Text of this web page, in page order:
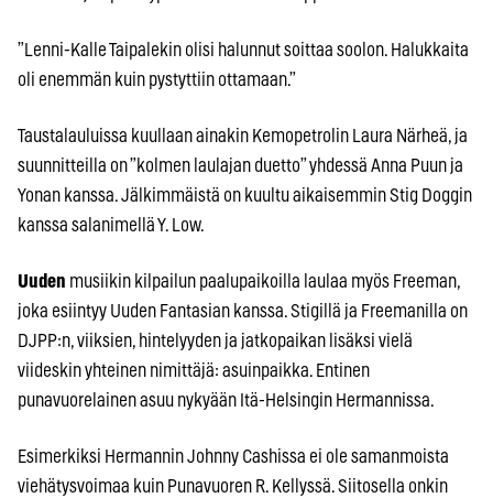
”Lenni-Kalle Taipalekin olisi halunnut soittaa soolon. Halukkaita
oli enemmän kuin pystyttiin ottamaan.”
Taustalauluissa kuullaan ainakin Kemopetrolin Laura Närheä, ja
suunnitteilla on ”kolmen laulajan duetto” yhdessä Anna Puun ja
Yonan kanssa. Jälkimmäistä on kuultu aikaisemmin Stig Doggin
kanssa salanimellä Y. Low.
Uuden musiikin kilpailun paalupaikoilla laulaa myös Freeman,
joka esiintyy Uuden Fantasian kanssa. Stigillä ja Freemanilla on
DJPP:n, viiksien, hintelyyden ja jatkopaikan lisäksi vielä
viideskin yhteinen nimittäjä: asuinpaikka. Entinen
punavuorelainen asuu nykyään Itä-Helsingin Hermannissa.
Esimerkiksi Hermannin Johnny Cashissa ei ole samanmoista
viehätysvoimaa kuin Punavuoren R. Kellyssä. Siitosella onkin